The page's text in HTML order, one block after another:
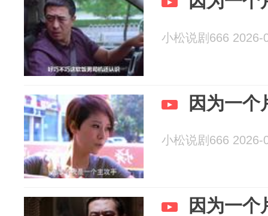
小松说剧666 2026-
因为一个
小松说剧666 2026-
因为一个